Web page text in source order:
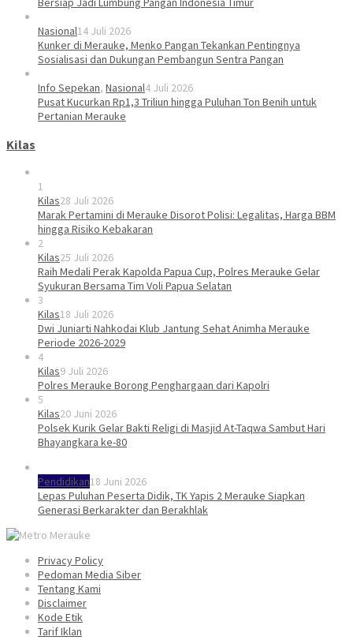
Nasional14 Juli 2026
Kunker di Merauke, Menko Pangan Tekankan Pentingnya
Sosialisasi dan Dukungan Pembangun Sentra Pangan
Info Sepekan, Nasional4 Juli 2026
Pusat Kucurkan Rp1,3 Triliun hingga Puluhan Ton Benih untuk
Pertanian Merauke
Kilas
1
Kilas28 Juli 2026
Marak Pertamini di Merauke Disorot Polisi: Legalitas, Harga BBM
hingga Risiko Kebakaran
2
Kilas25 Juli 2026
Raih Medali Perak Kapolda Papua Cup, Polres Merauke Gelar
Syukuran Bersama Tim Voli Papua Selatan
3
Kilas18 Juli 2026
Dwi Juniarti Nahkodai Klub Jantung Sehat Animha Merauke
Periode 2026-2029
4
Kilas9 Juli 2026
Polres Merauke Borong Penghargaan dari Kapolri
5
Kilas20 Juni 2026
Polsek Kurik Gelar Bakti Religi di Masjid At-Taqwa Sambut Hari
Bhayangkara ke-80
Pendidikan18 Juni 2026
Lepas Puluhan Peserta Didik, TK Yapis 2 Merauke Siapkan
Generasi Berkarakter dan Berakhlak
Privacy Policy
Pedoman Media Siber
Tentang Kami
Disclaimer
Kode Etik
Tarif Iklan